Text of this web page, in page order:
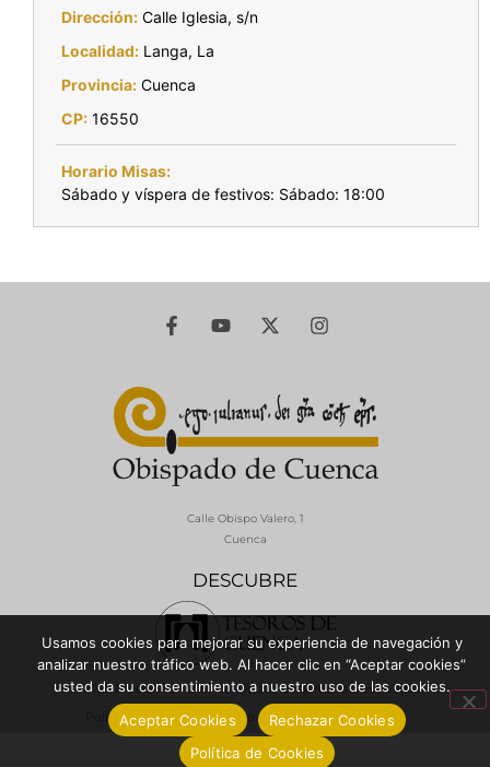
Dirección: Calle Iglesia, s/n
Localidad: Langa, La
Provincia: Cuenca
CP: 16550
Horario Misas:
Sábado y víspera de festivos: Sábado: 18:00
DESCUBRE
Calle Obispo Valero, 1
Cuenca
© 2026 Diócesis de Cuenca - Todos los derechos reservados
Política de Privacidad / Aviso LegalPolítica de Cookies
Usamos cookies para mejorar su experiencia de navegación y
analizar nuestro tráfico web. Al hacer clic en “Aceptar cookies”
usted da su consentimiento a nuestro uso de las cookies.
Aceptar Cookies
Rechazar Cookies
Política de Cookies